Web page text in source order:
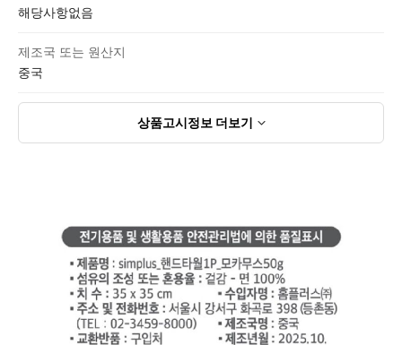
해당사항없음
제조국 또는 원산지
중국
상품고시정보 더보기